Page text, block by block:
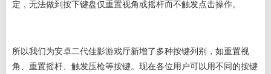
定，无法做到按下键盘仅重置视角或摇杆而不触发点击操作。
所以我们为安卓二代佳影游戏厅新增了多种按键列别，如重置视
角、重置摇杆、触发压枪等按键。现在各位用户可以用不同的按键